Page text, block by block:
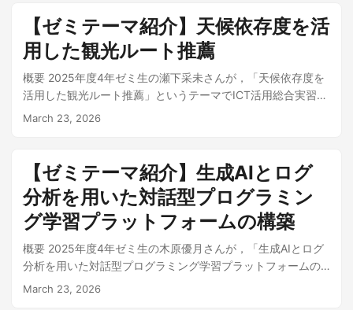
市） 形式：ポスター発表 研究の概要 K-POPグループ
SEVENTEEN の楽曲制作を担う WOOZI（ウジ） が手がけた
楽曲には，「살아가（生きていく）」が「살아｜가（生きて
｜いく）」のように，言葉の途中で音を区切る「不自然な分
断」が頻繁に見られます．本研究では，この現象が偶然では
いるのかを，音声処理と自然言語処理を組み合わせて定量的
REAPER で無音区間を検出，韓国語NLPライブラリ KoNLPy
による形態素解析で分断を分類しました．その結果，不自然
な分断の発生率は楽曲によって0%〜40%超まで大きく異なる
こと，約6割が形態素の内部で生じる「強不自然型」であるこ
と，WOOZIの制作関与度が高い楽曲ほど不自然な分断が統計
的に有意に増加すること（p = 0.0378）などが示され，不自
ている可能性が示唆されました． ポスターセッションでいた
ミでは Python と Sonic Pi を使って音と音楽のプログラミン
グに取り組んでいますが，受講生との試行錯誤を重ねる中
で，初学者がつまずきにくい教材の形として，「数式がその
ままコードになる」透明な設計のライブラリが必要だと感
じ，開発に至りました．また，鈴木ゼミ（4年ゼミ）のメンバ
ーには，ライブラリの設計やレッスン内容について多くのフ
ィードバックをもらい，改善に貢献してもらいました． デジ
も用意しており，環境構築なしですぐに始められます． 特徴
数式→コードの対応が見える設計 教科書に出てくる信号処理
の数式と，ライブラリのコードが1対1で対応するよう設計し
ています．ブラックボックスを排し，「何が起きているか」
を理解しながら音を作ることができます． from audio_lib
import sine_wave, adsr, save_audio # 440Hz（ラ音）のサイ
ベロープで自然な音に envelope = adsr(1.0, attack=0.1,
【ゼミテーマ紹介】天候依存度を活
用した観光ルート推薦
概要 2025年度4年ゼミ生の瀬下采未さんが，「天候依存度を
活用した観光ルート推薦」というテーマでICT活用総合実習に
取り組みました． 観光産業において「天候」は観光客の行動
体験の質を左右する地域では，天候を考慮したルート提案が
不可欠です．しかし，既存の観光ガイドブックやルート検索
アプリは基本的に「晴天」を前提として設計されており，急
な悪天候に対応できません．瀬下さんは，1時間ごとの気象予
報データと観光施設の属性（屋内・屋外・複合型，季節営業
等）を統合し， 天候リスクを最小化する観光ルートを動的に
提案するシステム を開発しました． なお，本テーマは新潟県
観光協会との 意見交換 をきっかけに着想を得たもので，成果
March 23, 2026
【ゼミテーマ紹介】生成AIとログ
分析を用いた対話型プログラミン
グ学習プラットフォームの構築
概要 2025年度4年ゼミ生の木原優月さんが，「生成AIとログ
分析を用いた対話型プログラミング学習プラットフォームの
構築」というテーマでICT活用総合実習に取り組みました．
March 23, 2026